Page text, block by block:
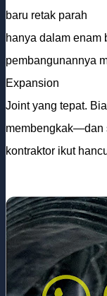
baru retak parah
hanya dalam enam
pembangunannya
Expansion
Joint yang tepat.
membengkak—dan
kontraktor ikut